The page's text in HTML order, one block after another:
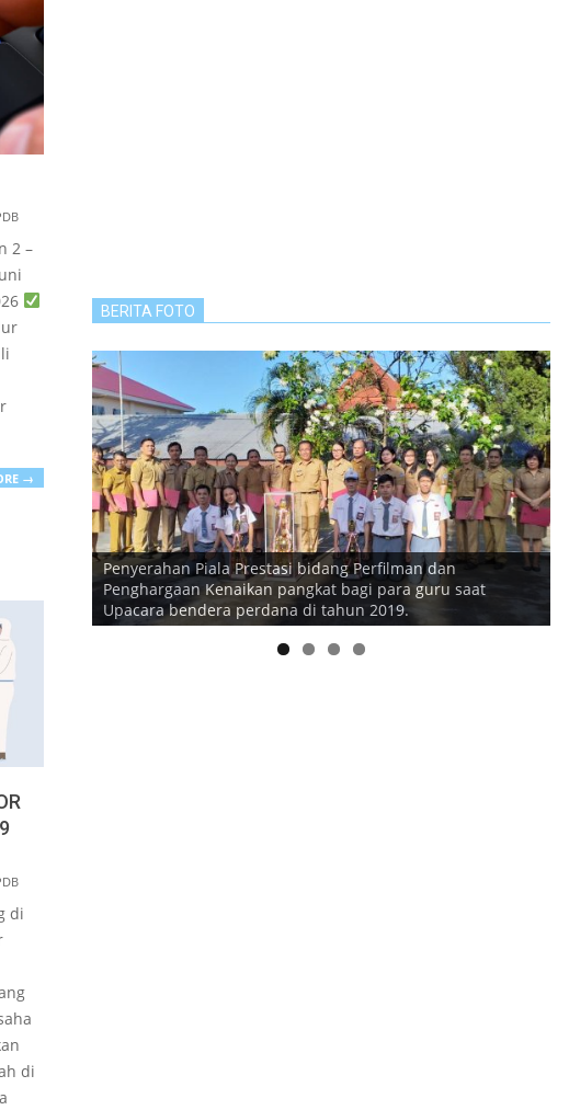
2 –
→
di
di
BERITA FOTO
Penyerahan Piala Prestasi bidang Perfilman dan
Penghargaan Kenaikan pangkat bagi para guru saat
Upacara bendera perdana di tahun 2019.